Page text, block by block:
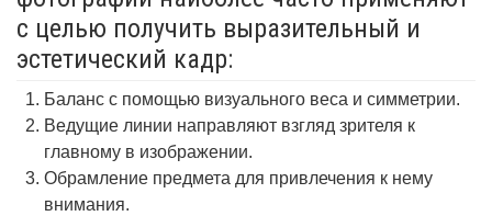
с целью получить выразительный и
эстетический кадр:
Баланс с помощью визуального веса и симметрии.
Ведущие линии направляют взгляд зрителя к
главному в изображении.
Обрамление предмета для привлечения к нему
внимания.